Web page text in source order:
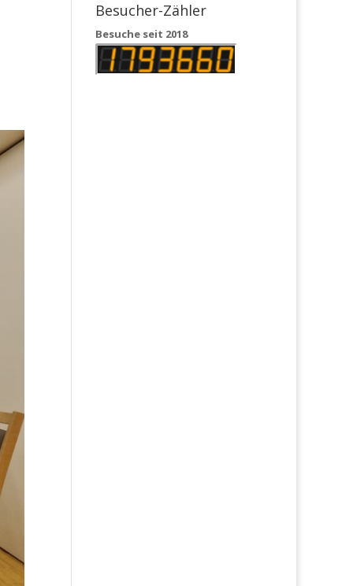
Besucher-Zähler
Besuche seit 2018